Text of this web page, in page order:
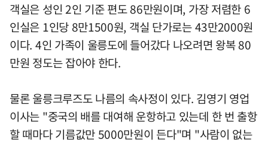
객실은 성인 2인 기준 편도 86만원이며, 가장 저렴한 6
인실은 1인당 8만1500원, 객실 단가로는 43만2000원
이다. 4인 가족이 울릉도에 들어갔다 나오려면 왕복 80
만원 정도는 잡아야 한다.
물론 울릉크루즈도 나름의 속사정이 있다. 김영기 영업
이사는 "중국의 배를 대여해 운항하고 있는데 한 번 출항
할 때마다 기름값만 5000만원이 든다"며 "사람이 없는